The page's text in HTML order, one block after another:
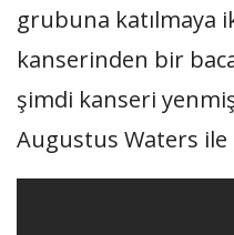
grubuna katılmaya
kanserinden bir
şimdi kanseri
Augustus Waters ile